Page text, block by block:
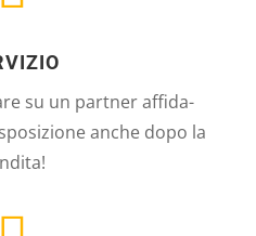
su un part­ner affi­da­
anche dopo la